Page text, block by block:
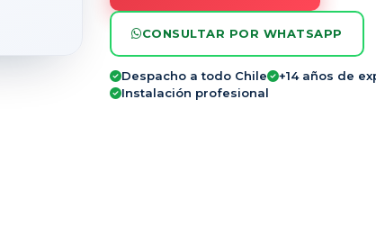
CONSULTAR POR WHATSAPP
Despacho a todo Chile
+14 años de
Instalación profesional